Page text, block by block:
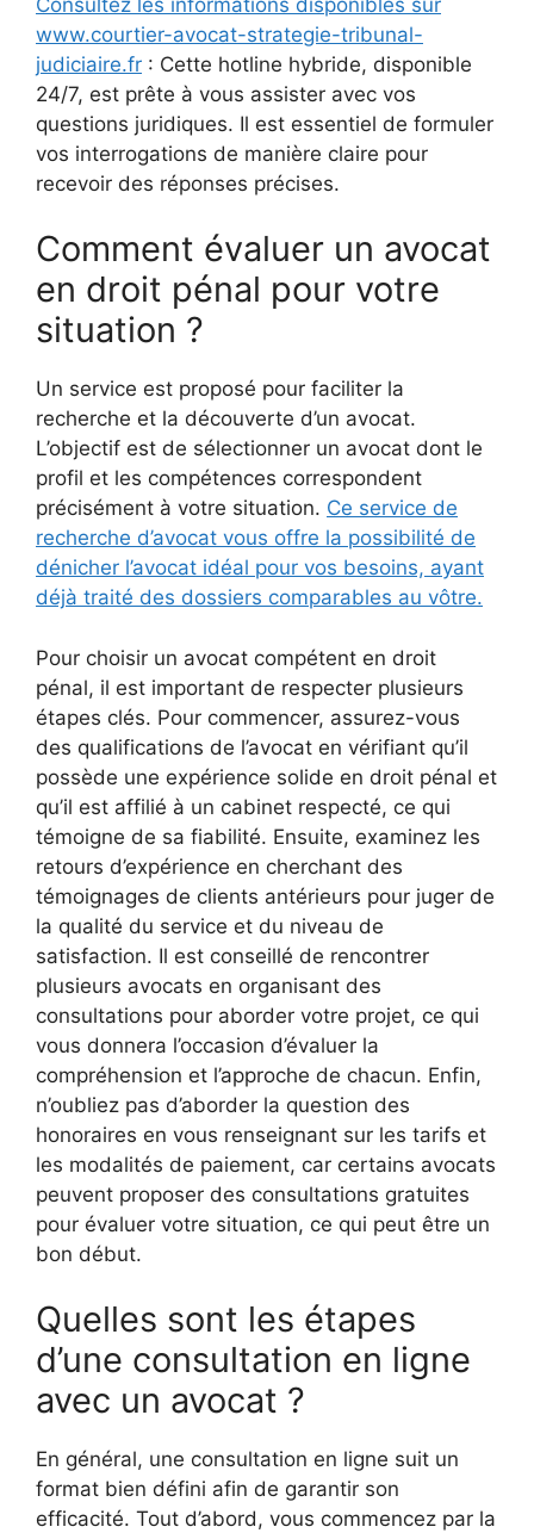
www.courtier-avocat-strategie-tribunal-
judiciaire.fr : Cette hotline hybride, disponible
24/7, est prête à vous assister avec vos
questions juridiques. Il est essentiel de formuler
vos interrogations de manière claire pour
recevoir des réponses précises.
Comment évaluer un avocat
en droit pénal pour votre
situation ?
Un service est proposé pour faciliter la
recherche et la découverte d’un avocat.
L’objectif est de sélectionner un avocat dont le
profil et les compétences correspondent
précisément à votre situation. Ce service de
recherche d’avocat vous offre la possibilité de
dénicher l’avocat idéal pour vos besoins, ayant
déjà traité des dossiers comparables au vôtre.
Pour choisir un avocat compétent en droit
pénal, il est important de respecter plusieurs
étapes clés. Pour commencer, assurez-vous
des qualifications de l’avocat en vérifiant qu’il
possède une expérience solide en droit pénal et
qu’il est affilié à un cabinet respecté, ce qui
témoigne de sa fiabilité. Ensuite, examinez les
retours d’expérience en cherchant des
témoignages de clients antérieurs pour juger de
la qualité du service et du niveau de
satisfaction. Il est conseillé de rencontrer
plusieurs avocats en organisant des
consultations pour aborder votre projet, ce qui
vous donnera l’occasion d’évaluer la
compréhension et l’approche de chacun. Enfin,
n’oubliez pas d’aborder la question des
honoraires en vous renseignant sur les tarifs et
les modalités de paiement, car certains avocats
peuvent proposer des consultations gratuites
pour évaluer votre situation, ce qui peut être un
bon début.
Quelles sont les étapes
d’une consultation en ligne
avec un avocat ?
En général, une consultation en ligne suit un
format bien défini afin de garantir son
efficacité. Tout d’abord, vous commencez par la